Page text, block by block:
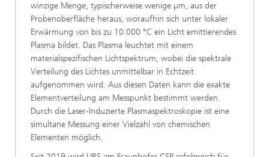
winzige Menge, typischerweise wenige µm, aus der
Probenoberfläche heraus, woraufhin sich unter lokaler
Erwärmung von bis zu 10.000 °C ein Licht emittierendes
Plasma bildet. Das Plasma leuchtet mit einem
materialspezifischen Lichtspektrum, wobei die spektrale
Verteilung des Lichtes unmittelbar in Echtzeit
aufgenommen wird. Aus diesen Daten kann die exakte
Elementverteilung am Messpunkt bestimmt werden.
Durch die Laser-Induzierte Plasmaspektro­skopie ist eine
simultane Messung einer Vielzahl von chemischen
Elementen möglich.